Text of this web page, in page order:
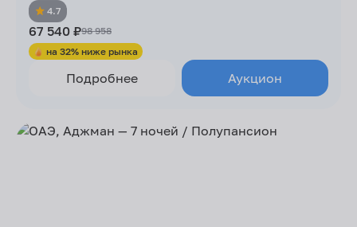
4.7
67 540 ₽98 958
на 32% ниже рынка
Подробнее Аукцион